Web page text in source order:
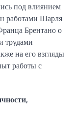
под влиянием
работами Шарля
Брентано о
трудами
на его взгляды
работы с